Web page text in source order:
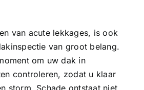
van acute lekkages, is ook
van groot belang.
om uw dak in
controleren, zodat u klaar
storm. Schade ontstaat niet